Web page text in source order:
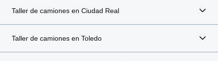
Taller de camiones en Ciudad Real
Taller de camiones en Toledo